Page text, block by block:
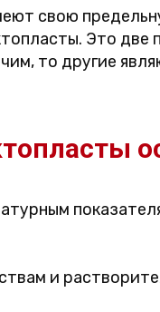
свою
Это две
то другие
и